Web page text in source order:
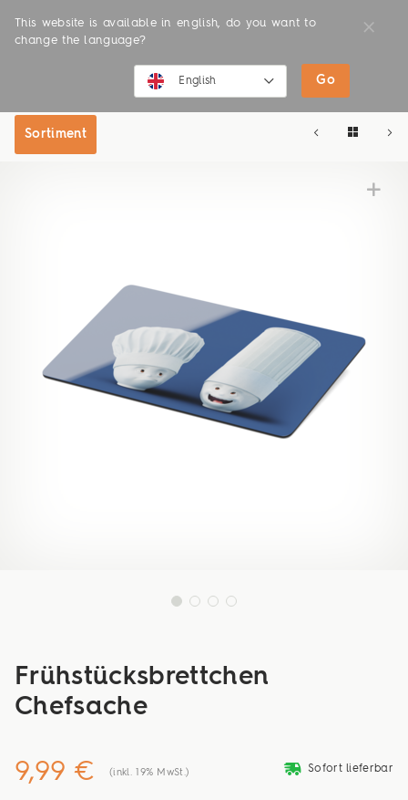
This website is available in english, do you want to
change the language?
English Go
ONLINE SHOP
Sortiment
Frühstücksbrettchen
Chefsache
9,99 € (inkl. 19% MwSt.) deliveryvan Sofort lieferbar